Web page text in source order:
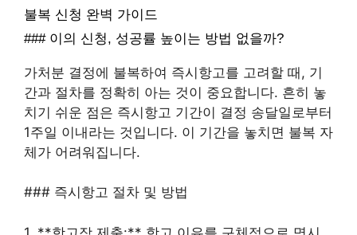
불복 신청 완벽 가이드
### 이의 신청, 성공률 높이는 방법 없을까?
가처분 결정에 불복하여 즉시항고를 고려할 때, 기
간과 절차를 정확히 아는 것이 중요합니다. 흔히 놓
치기 쉬운 점은 즉시항고 기간이 결정 송달일로부터
1주일 이내라는 것입니다. 이 기간을 놓치면 불복 자
체가 어려워집니다.
### 즉시항고 절차 및 방법